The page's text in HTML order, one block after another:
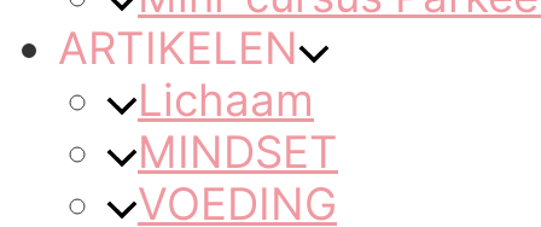
ARTIKELEN
Lichaam
MINDSET
VOEDING